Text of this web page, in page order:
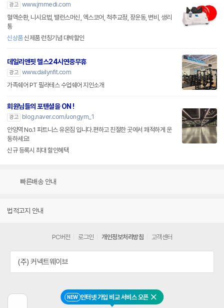
NEW 인터넷 가입 비교 서비스 오픈 닫기
광고 www.jmmedi.com
혈액순환, 니시요법, 밸런스머신, 엑스코어, 척추교정, 장운동, 변비, 생리
통
신상품신제품 런칭기념 대박할인
데일리앤핏 헬스24시연중무휴
광고 www.dailynfit.com
가족쉐어 PT 필라테스 수업쉐어 지인소개
회원님들의 포텐셜을 ON !
광고
blog.naver.com/uongym_1
안양역 No.1 피트니스 유온짐 입니다.편하고 친절한 곳에서 쾌적하게 운
동하세요!
신규 등록시 최대 할인혜택
빠른배송 안내
법적고지 안내
PC버전 로그인 개인정보처리방침 고객센터
(주) 커넥트웨이브